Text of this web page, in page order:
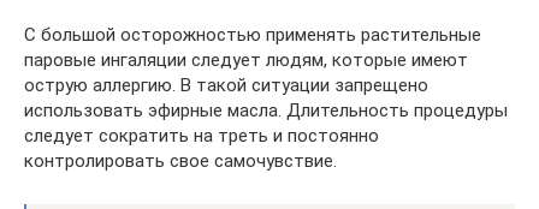
С большой осторожностью применять растительные
паровые ингаляции следует людям, которые имеют
острую аллергию. В такой ситуации запрещено
использовать эфирные масла. Длительность процедуры
следует сократить на треть и постоянно
контролировать свое самочувствие.